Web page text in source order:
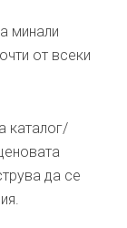
минали
от всеки
каталог/
да се